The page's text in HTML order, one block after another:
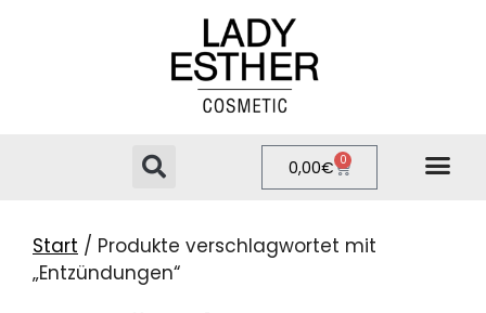
0,00€ 0
Start / Produkte verschlagwortet mit
„Entzündungen“